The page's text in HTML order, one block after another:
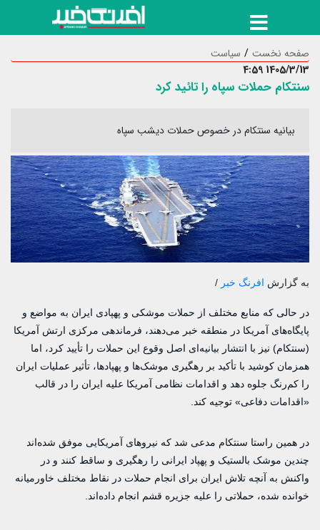
صفحه نخست
سیاست
1405/3/13 4:59
سنتکام حملات سپاه را تائید کرد
بیانیه سنتکام در خصوص حملات دیشب سپاه
به گزارش افرنگ خبر /
در حالی که منابع مختلف از حملات موشکی و پهپادی ایران به مواضع و
پایگاه‌های آمریکا در منطقه خبر می‌دهند، فرماندهی مرکزی ارتش آمریکا
(سنتکام) نیز با انتشار بیانیه‌ای اصل وقوع این حملات را تأیید کرد، اما
همزمان کوشید با تأکید بر رهگیری موشک‌ها و پهپادها، تأثیر عملیات ایران
را کم‌رنگ جلوه دهد و اقدامات نظامی آمریکا علیه ایران را در قالب
«اقدامات دفاعی» توجیه کند.
در همین راستا سنتکام مدعی شد که نیروهای آمریکایی موفق شده‌اند
چندین موشک بالستیک و پهپاد ایرانی را رهگیری و ساقط کنند و در
واکنش به آنچه تلاش ایران برای انجام حملات در نقاط مختلف خاورمیانه
خوانده شده، حملاتی را علیه جزیره قشم انجام داده‌اند.